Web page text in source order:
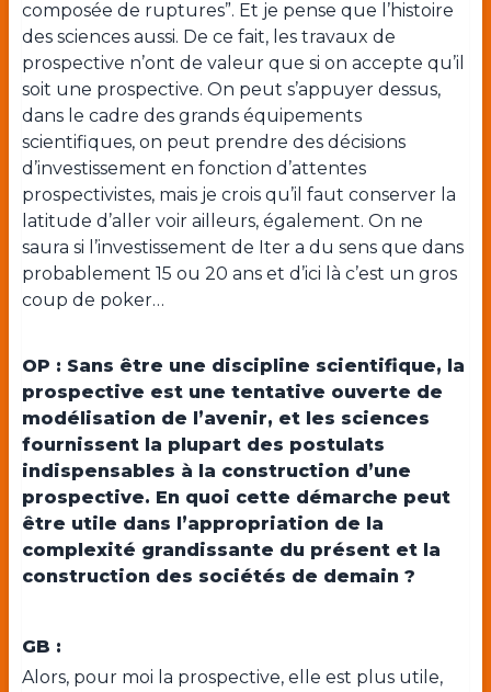
composée de ruptures”. Et je pense que l’histoire
des sciences aussi. De ce fait, les travaux de
prospective n’ont de valeur que si on accepte qu’il
soit une prospective. On peut s’appuyer dessus,
dans le cadre des grands équipements
scientifiques, on peut prendre des décisions
d’investissement en fonction d’attentes
prospectivistes, mais je crois qu’il faut conserver la
latitude d’aller voir ailleurs, également. On ne
saura si l’investissement de Iter a du sens que dans
probablement 15 ou 20 ans et d’ici là c’est un gros
coup de poker…
OP : Sans être une discipline scientifique, la
prospective est une tentative ouverte de
modélisation de l’avenir, et les sciences
fournissent la plupart des postulats
indispensables à la construction d’une
prospective. En quoi cette démarche peut
être utile dans l’appropriation de la
complexité grandissante du présent et la
construction des sociétés de demain ?
GB :
Alors, pour moi la prospective, elle est plus utile,